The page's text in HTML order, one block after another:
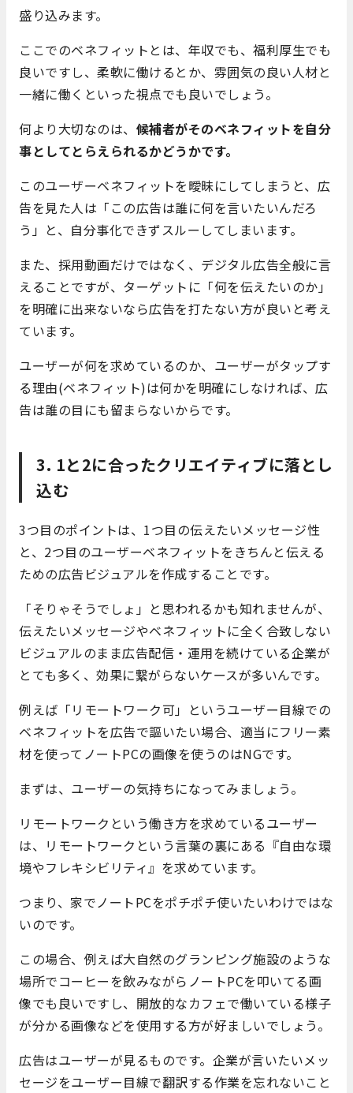
盛り込みます。
ここでのベネフィットとは、年収でも、福利厚生でも
良いですし、柔軟に働けるとか、雰囲気の良い人材と
一緒に働くといった視点でも良いでしょう。
何より大切なのは、 候補者がそのベネフィットを自分
事としてとらえられるかどうかです。
このユーザーベネフィットを曖昧にしてしまうと、広
告を見た人は「この広告は誰に何を言いたいんだろ
う」と、自分事化できずスルーしてしまいます。
また、採用動画だけではなく、デジタル広告全般に言
えることですが、ターゲットに「何を伝えたいのか」
を明確に出来ないなら広告を打たない方が良いと考え
ています。
ユーザーが何を求めているのか、ユーザーがタップす
る理由(ベネフィット)は何かを明確にしなければ、広
告は誰の目にも留まらないからです。
3. 1と2に合ったクリエイティブに落とし
込む
3つ目のポイントは、1つ目の伝えたいメッセージ性
と、2つ目のユーザーベネフィットをきちんと伝える
ための広告ビジュアルを作成することです。
「そりゃそうでしょ」と思われるかも知れませんが、
伝えたいメッセージやベネフィットに全く合致しない
ビジュアルのまま広告配信・運用を続けている企業が
とても多く、効果に繋がらないケースが多いんです。
例えば「リモートワーク可」というユーザー目線での
ベネフィットを広告で謳いたい場合、適当にフリー素
材を使ってノートPCの画像を使うのはNGです。
まずは、ユーザーの気持ちになってみましょう。
リモートワークという働き方を求めているユーザー
は、リモートワークという言葉の裏にある『自由な環
境やフレキシビリティ』を求めています。
つまり、家でノートPCをポチポチ使いたいわけではな
いのです。
この場合、例えば大自然のグランピング施設のような
場所でコーヒーを飲みながらノートPCを叩いてる画
像でも良いですし、開放的なカフェで働いている様子
が分かる画像などを使用する方が好ましいでしょう。
広告はユーザーが見るものです。企業が言いたいメッ
セージをユーザー目線で翻訳する作業を忘れないこと